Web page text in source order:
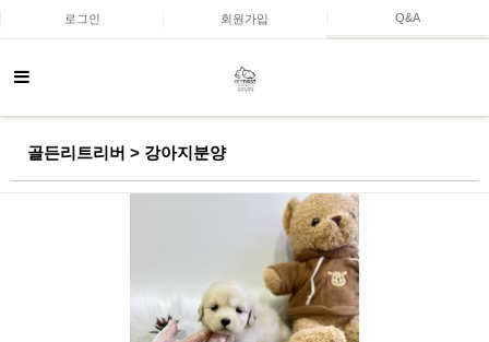
로그인 회원가입 Q&A
골든리트리버 > 강아지분양